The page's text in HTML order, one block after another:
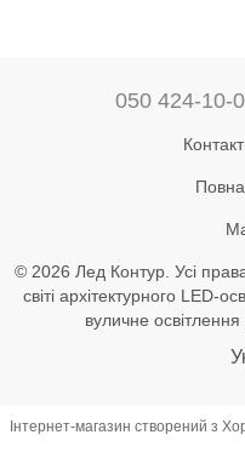
050 424-10-
Повна
© 2026 Лед Контур. Усі
світі архітектурного
вуличне освітлення
Інтернет-магазин створений з